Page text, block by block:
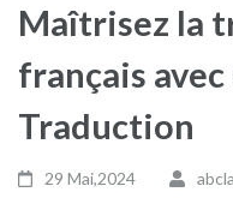
Maîtrisez la
français
Traduction
29 Mai,2024